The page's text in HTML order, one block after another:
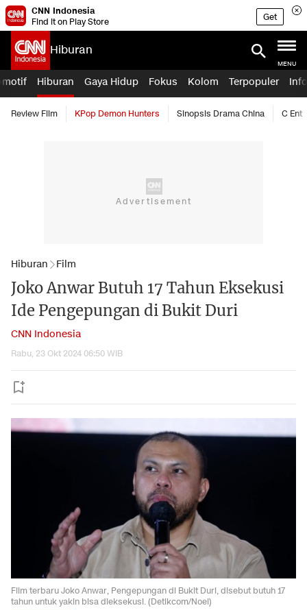
CNN Indonesia
Find it on Play Store
Get
Hiburan
MENU
Hiburan Gaya Hidup Fokus Kolom Terpopuler
Review Film KPop Demon Hunters Sinopsis Drama China C Ent
Hiburan Film
Joko Anwar Butuh 17 Tahun Eksekusi
Ide Pengepungan di Bukit Duri
CNN Indonesia
Rabu, 23 Okt 2024 06:50 WIB
Film terbaru Joko Anwar, Pengepungan di Bukit Duri, disebut butuh 17
tahun untuk yakin bisa dieksekusi. (Detikcom/Noel)